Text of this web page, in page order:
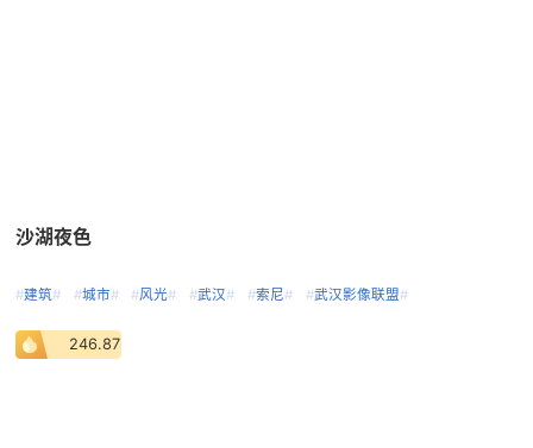
沙湖夜色
#建筑# #城市# #风光# #武汉# #索尼# #武汉影像联盟#
246.87